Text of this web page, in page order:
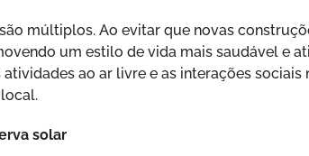
múltiplos. Ao evitar que novas
um estilo de vida mais saudável e
ao ar livre e as interações
solar